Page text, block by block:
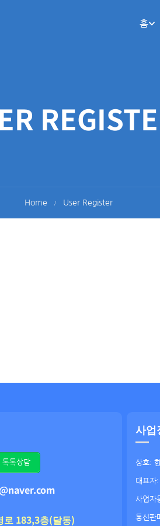
홈
Home User Register
톡톡상담
로 183,3층(달동)
사업
상호:
대표자
사업
통신